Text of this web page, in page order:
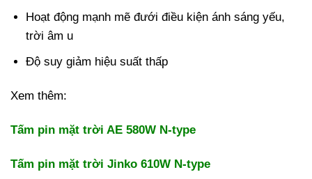
Hoạt động mạnh mẽ đưới điều kiện ánh sáng yếu,
trời âm u
Độ suy giảm hiệu suất thấp
Xem thêm:
Tấm pin mặt trời AE 580W N-type
Tấm pin mặt trời Jinko 610W N-type